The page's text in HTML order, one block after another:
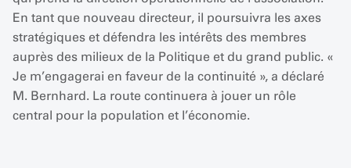
En tant que nouveau directeur, il poursuivra les axes
stratégiques et défendra les intérêts des membres
auprès des milieux de la Politique et du grand public. «
Je m’engagerai en faveur de la continuité », a déclaré
M. Bernhard. La route continuera à jouer un rôle
central pour la population et l’économie.